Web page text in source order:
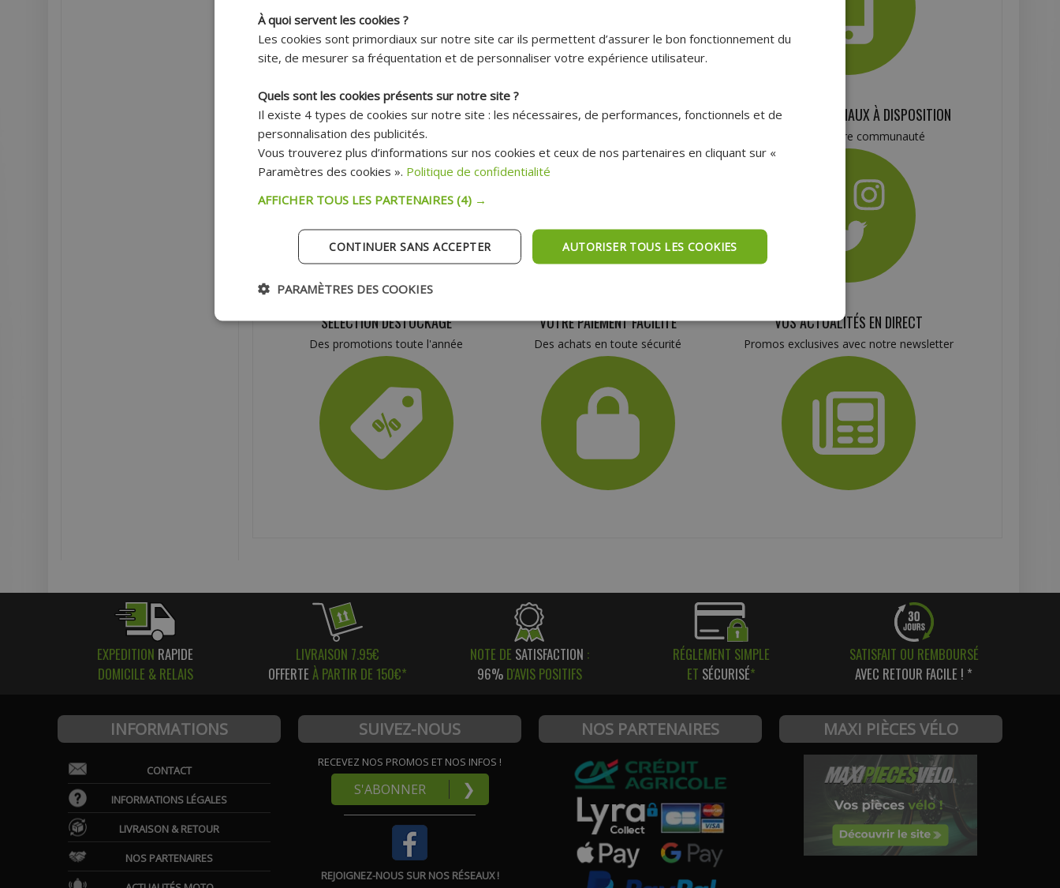
TOUT POUR VOTRE SATISFACTION
Un service client à votre service
VOTRE LIVRAISON RAPIDE VOS RÉSEAUX SOCIAUX À DISPOSITION
Rejoignez notre communauté
SÉLECTION DESTOCKAGE
Des promotions toute l'année
VOTRE PAIEMENT FACILITÉ
Des achats en toute sécurité
VOS ACTUALITÉS EN DIRECT
Promos exclusives avec notre newsletter
EXPEDITION RAPIDE
DOMICILE & RELAIS
LIVRAISON 7.95€
OFFERTE À PARTIR DE 150€*
NOTE DE SATISFACTION :
96%D'AVIS POSITIFS
RÉGLEMENT SIMPLE
ET SÉCURISÉ*
SATISFAIT OU REMBOURSÉ
AVEC RETOUR FACILE ! *
INFORMATIONS
CONTACT
INFORMATIONS LÉGALES
LIVRAISON & RETOUR
NOS PARTENAIRES
SUIVEZ-NOUS
RECEVEZ NOS PROMOS ET NOS INFOS !
S'ABONNER ❯
REJOIGNEZ-NOUS SUR NOS RÉSEAUX !
NOS PARTENAIRES MAXI PIÈCES VÉLO
À quoi servent les cookies ?
Les cookies sont primordiaux sur notre site car ils permettent d’assurer le bon fonctionnement du
site, de mesurer sa fréquentation et de personnaliser votre expérience utilisateur.
Quels sont les cookies présents sur notre site ?
Il existe 4 types de cookies sur notre site : les nécessaires, de performances, fonctionnels et de
personnalisation des publicités.
Vous trouverez plus d’informations sur nos cookies et ceux de nos partenaires en cliquant sur «
Paramètres des cookies ». Politique de confidentialité
AFFICHER TOUS LES PARTENAIRES (4) →
AUTORISER TOUS LES COOKIES
CONTINUER SANS ACCEPTER
PARAMÈTRES DES COOKIES